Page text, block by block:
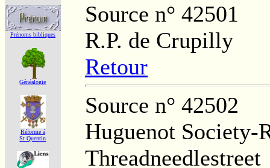
Prénoms bibliques
Généalogie
Réforme á
St Quentin
Source n° 42501
R.P. de Crupilly
Retour
Source n° 42502
Huguenot Society-
Threadneedlestreet